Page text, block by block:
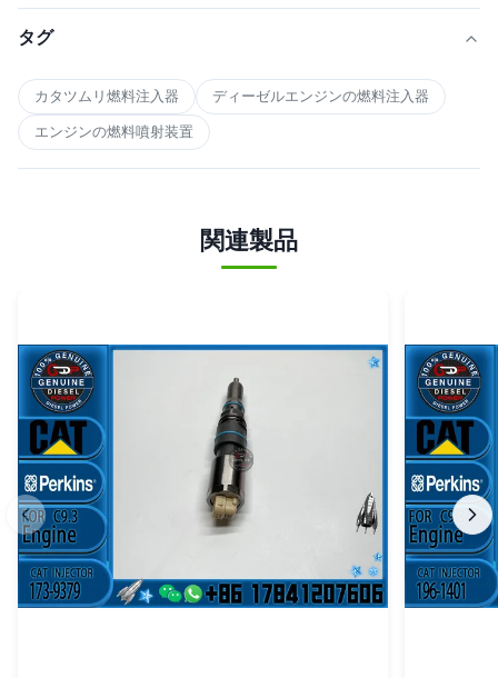
タグ
カタツムリ燃料注入器 ディーゼルエンジンの燃料注入器
エンジンの燃料噴射装置
関連製品